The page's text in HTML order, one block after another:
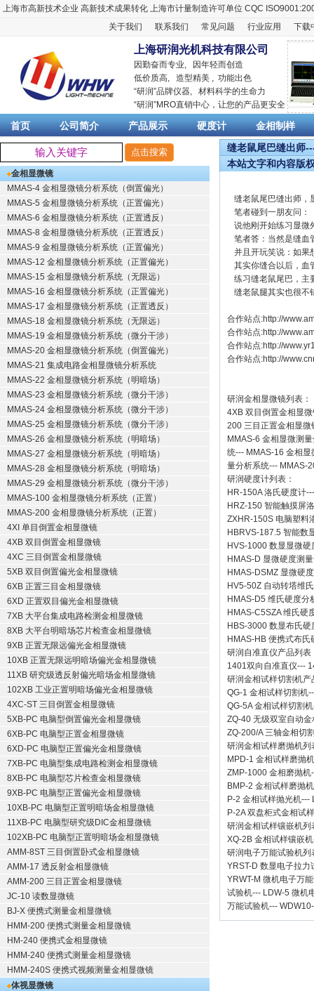
上海市高新技术企业 高新技术成果转化 上海市计量制造许可单位 CQC
关于我们
联系我们 常见问题 行业应用 下载
上海研润光机科技有限公司
因勤奋而专业, 因年轻而创造
低价质高, 造型精美 , 功能出色
“研润”品牌仪器, 材料科学的生命力
“研润”MRO直销中心，让您的产品更安全
首页 公司简介 产品展示 硬度计 金相制样
金相显微镜
MMAS-4 金相显微镜分析系统（倒置偏光）
MMAS-5 金相显微镜分析系统（正置偏光）
MMAS-6 金相显微镜分析系统（正置透反）
MMAS-8 金相显微镜分析系统（正置透反）
MMAS-9 金相显微镜分析系统（正置偏光）
MMAS-12 金相显微镜分析系统（正置偏光）
MMAS-15 金相显微镜分析系统（无限远）
MMAS-16 金相显微镜分析系统（正置偏光）
MMAS-17 金相显微镜分析系统（正置透反）
MMAS-18 金相显微镜分析系统（无限远）
MMAS-19 金相显微镜分析系统（微分干涉）
MMAS-20 金相显微镜分析系统（倒置偏光）
MMAS-21 集成电路金相显微镜分析系统
MMAS-22 金相显微镜分析系统（明暗场）
MMAS-23 金相显微镜分析系统（微分干涉）
MMAS-24 金相显微镜分析系统（微分干涉）
MMAS-25 金相显微镜分析系统（微分干涉）
MMAS-26 金相显微镜分析系统（明暗场）
MMAS-27 金相显微镜分析系统（明暗场）
MMAS-28 金相显微镜分析系统（明暗场）
MMAS-29 金相显微镜分析系统（微分干涉）
MMAS-100 金相显微镜分析系统（正置）
MMAS-200 金相显微镜分析系统（正置）
4XI 单目倒置金相显微镜
4XB 双目倒置金相显微镜
4XC 三目倒置金相显微镜
5XB 双目倒置偏光金相显微镜
6XB 正置三目金相显微镜
6XD 正置双目偏光金相显微镜
7XB 大平台集成电路检测金相显微镜
8XB 大平台明暗场芯片检查金相显微镜
9XB 正置无限远偏光金相显微镜
10XB 正置无限远明暗场偏光金相显微镜
11XB 研究级透反射偏光暗场金相显微镜
102XB 工业正置明暗场偏光金相显微镜
4XC-ST 三目倒置金相显微镜
5XB-PC 电脑型倒置偏光金相显微镜
6XB-PC 电脑型正置金相显微镜
6XD-PC 电脑型正置偏光金相显微镜
7XB-PC 电脑型集成电路检测金相显微镜
8XB-PC 电脑型芯片检查金相显微镜
9XB-PC 电脑型正置偏光金相显微镜
10XB-PC 电脑型正置明暗场金相显微镜
11XB-PC 电脑型研究级DIC金相显微镜
102XB-PC 电脑型正置明暗场金相显微镜
AMM-8ST 三目倒置卧式金相显微镜
AMM-17 透反射金相显微镜
AMM-200 三目正置金相显微镜
JC-10 读数显微镜
BJ-X 便携式测量金相显微镜
HMM-200 便携式测量金相显微镜
HM-240 便携式金相显微镜
HMM-240 便携式测量金相显微镜
HMM-240S 便携式视频测量金相显微镜
体视显微镜
缝老鼠尾巴缝出师
本站文字和内容版
缝老鼠尾巴缝出师，
笔者碰到一朋友问：
说他刚开始练习显微
笔者答：当然是缝血
并且开玩笑说：如果
其实你缝合以后，血
练习缝老鼠尾巴，主
缝老鼠腿其实也很不
合作站点:http://
合作站点:http://
合作站点:http://
合作站点:http://
研润金相显微镜列表：
4XB 双目倒置金相显
200 三目正置金相显微
MMAS-6 金相显微测
统--- MMAS-16 金相显
量分析系统--- MMAS-
研润硬度计列表：
HR-150A 洛氏硬度计
HRZ-150 智能触摸屏
ZXHR-150S 电脑塑料
HBRVS-187.5 智能数
HVS-1000 数显显微硬
HMAS-D 显微硬度测
HMAS-DSMZ 显微硬
HV5-50Z 自动转塔维
HMAS-D5 维氏硬度分
HMAS-C5SZA 维氏硬
HBS-3000 数显布氏硬
HMAS-HB 便携式布氏
研润自准直仪产品列表
1401双向自准直仪---
研润金相试样切割机产
QG-1 金相试样切割机
QG-5A 金相试样切割机
ZQ-40 无级双室自动金
ZQ-200/A 三轴金相切
研润金相试样磨抛机列
MPD-1 金相试样磨抛机
ZMP-1000 金相磨抛机
BMP-2 金相试样磨抛机
P-2 金相试样抛光机---
P-2A 双盘柜式金相试
研润金相试样镶嵌机列
XQ-2B 金相试样镶嵌机
研润电子万能试验机列
YRST-D 数显电子拉力
YRWT-M 微机电子万
试验机--- LDW-5 微机
万能试验机---